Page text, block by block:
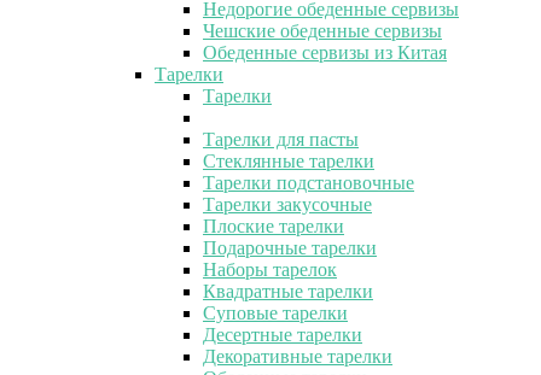
Недорогие обеденные сервизы
Чешские обеденные сервизы
Обеденные сервизы из Китая
Тарелки
Тарелки
Тарелки для пасты
Стеклянные тарелки
Тарелки подстановочные
Тарелки закусочные
Плоские тарелки
Подарочные тарелки
Наборы тарелок
Квадратные тарелки
Суповые тарелки
Десертные тарелки
Декоративные тарелки